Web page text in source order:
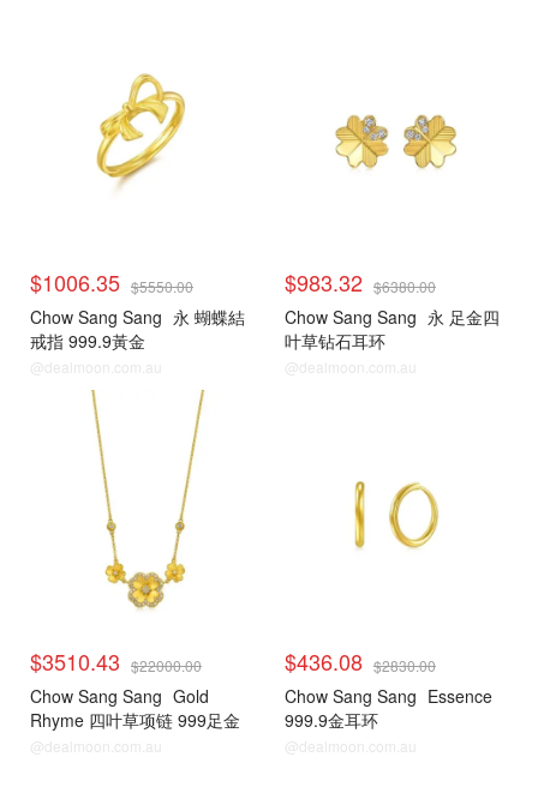
$1006.35 $5550.00
Chow Sang Sang 永 蝴蝶結
戒指 999.9黃金
@dealmoon.com.au
$983.32 $6380.00
Chow Sang Sang 永 足金四
叶草钻石耳环
@dealmoon.com.au
$3510.43 $22000.00
Chow Sang Sang Gold
Rhyme 四叶草项链 999足金
@dealmoon.com.au
$436.08 $2830.00
Chow Sang Sang Essence
999.9金耳环
@dealmoon.com.au